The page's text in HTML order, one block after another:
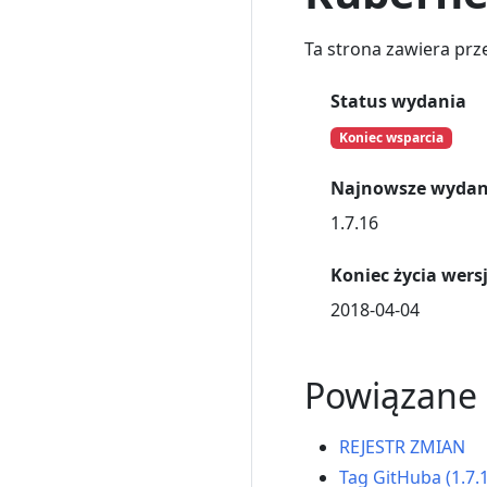
Ta strona zawiera
Status wydania
Koniec wsparcia
Najnowsze
1.7.16
Koniec życia
2018-04-04
REJESTR ZMIAN
Tag GitHuba